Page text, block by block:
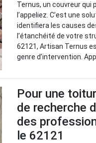
Ternus, un couvreur qui
l’appeliez. C’est une
identifiera les causes
l’étanchéité de votre
62121, Artisan Ternus
genre d’intervention.
Pour une
de recherche
des
le 62121